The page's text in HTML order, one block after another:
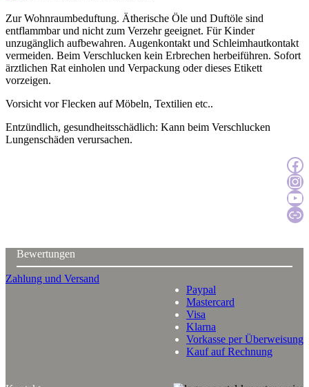
Zur Wohnraumbeduftung. Ätherische Öle und Duftöle sind
entflammbar und nicht zum Verzehr geeignet. Für Kinder
unzugänglich aufbewahren. Augenkontakt und Schleimhautkontakt
vermeiden. Beim Verschlucken kein Erbrechen herbeiführen. Sofort
ärztlichen Rat einholen und Verpackung oder dieses Etikett
vorzeigen.
Vorsicht vor Flecken auf Möbeln, Textilien etc..
Entzündlich, gesundheitsschädlich: Kann beim Verschlucken
Lungenschäden verursachen.
Zur
Zur
Zum
Bewertungen
Zahlung und Versand
Paypal
Mastercard
Visa
Klarna
Vorkasse per Überweisung
Kauf auf Rechnung